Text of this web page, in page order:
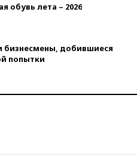
обувь лета – 2026
бизнесмены, добившиеся
попытки